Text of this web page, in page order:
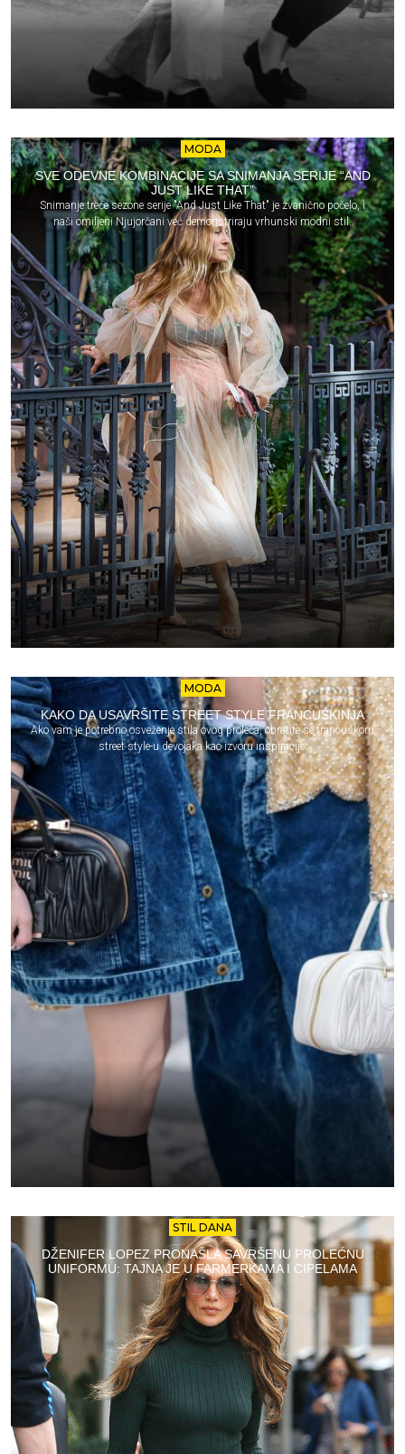
MODA
SVE ODEVNE KOMBINACIJE SA SNIMANJA SERIJE “AND
JUST LIKE THAT”
Snimanje treće sezone serije "And Just Like That" je zvanično počelo, i
naši omiljeni Njujorčani već demonstriraju vrhunski modni stil.
MODA
KAKO DA USAVRŠITE STREET STYLE FRANCUSKINJA
Ako vam je potrebno osveženje stila ovog proleća, obratite se francuskom
street style-u devojaka kao izvoru inspiracije.
STIL DANA
DŽENIFER LOPEZ PRONAŠLA SAVRŠENU PROLEĆNU
UNIFORMU: TAJNA JE U FARMERKAMA I CIPELAMA